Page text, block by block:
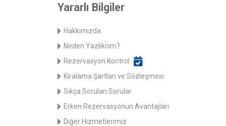
Yararlı Bilgiler
Hakkımızda
Neden Yazlıkcım?
Rezervasyon Kontrol
Kiralama Şartları ve Sözleşmesi
Sıkça Sorulan Sorular
Erken Rezervasyonun Avantajları
Diğer Hizmetlerimiz